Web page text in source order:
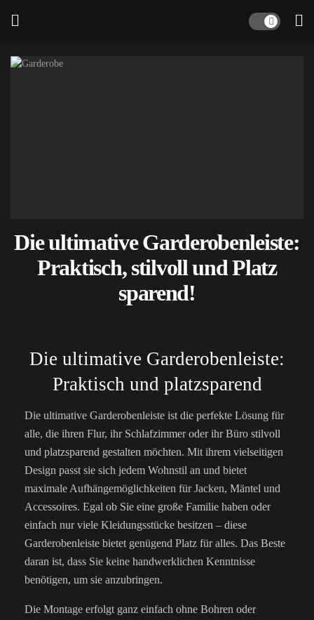
Die ultimative Garderobenleiste:
Praktisch, stilvoll und Platz
sparend!
Die ultimative Garderobenleiste:
Praktisch und platzsparend
Die ultimative Garderobenleiste ist die perfekte Lösung für
alle, die ihren Flur, ihr Schlafzimmer oder ihr Büro stilvoll
und platzsparend gestalten möchten. Mit ihrem vielseitigen
Design passt sie sich jedem Wohnstil an und bietet
maximale Aufhängemöglichkeiten für Jacken, Mäntel und
Accessoires. Egal ob Sie eine große Familie haben oder
einfach nur viele Kleidungsstücke besitzen – diese
Garderobenleiste bietet genügend Platz für alles. Das Beste
daran ist, dass Sie keine handwerklichen Kenntnisse
benötigen, um sie anzubringen.
Die Montage erfolgt ganz einfach ohne Bohren oder